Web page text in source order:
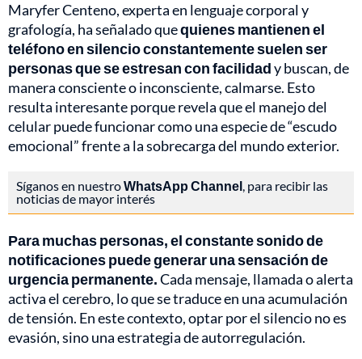
Maryfer Centeno, experta en lenguaje corporal y
grafología, ha señalado quequienes mantienen el
teléfono en silencio constantemente suelen ser
personas que se estresan con facilidady buscan, de
manera consciente o inconsciente, calmarse. Esto
resulta interesante porque revela que el manejo del
celular puede funcionar como una especie de “escudo
emocional” frente a la sobrecarga del mundo exterior.
Síganos en nuestroWhatsApp Channel, para recibir las
noticias de mayor interés
Para muchas personas, el constante sonido de
notificaciones puede generar una sensación de
urgencia permanente.Cada mensaje, llamada o alerta
activa el cerebro, lo que se traduce en una acumulación
de tensión. En este contexto, optar por el silencio no es
evasión, sino una estrategia de autorregulación.